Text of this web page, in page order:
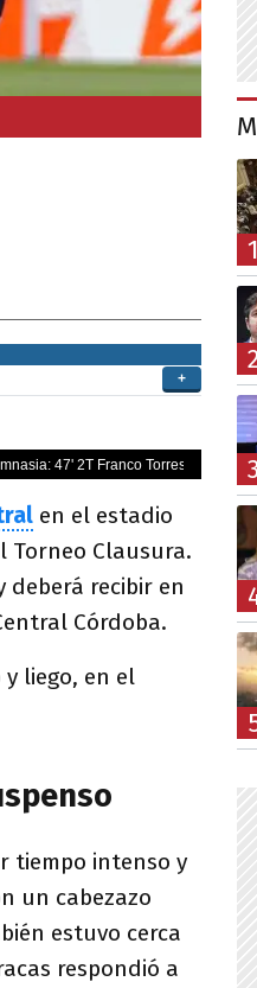
en el estadio
Torneo Clausura.
deberá recibir en
Córdoba.
liego, en el
tiempo intenso y
un cabezazo
estuvo cerca
respondió a
1